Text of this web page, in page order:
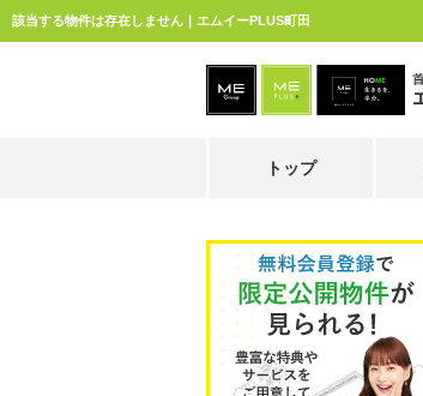
該当する物件は存在しません｜エムイーPLUS町田
トップ